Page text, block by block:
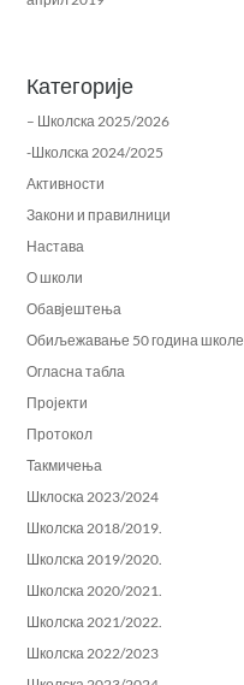
Категорије
– Школска 2025/2026
-Школска 2024/2025
Активности
Закони и правилници
Настава
О школи
Обавјештења
Обиљежавање 50 година школе
Огласна табла
Пројекти
Протокол
Такмичења
Шклоска 2023/2024
Школска 2018/2019.
Школска 2019/2020.
Школска 2020/2021.
Школска 2021/2022.
Школска 2022/2023